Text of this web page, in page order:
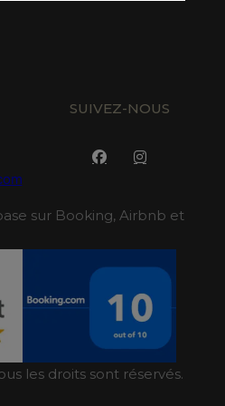
SUIVEZ-NOUS
sur Booking, Airbnb et
les droits sont réservés.